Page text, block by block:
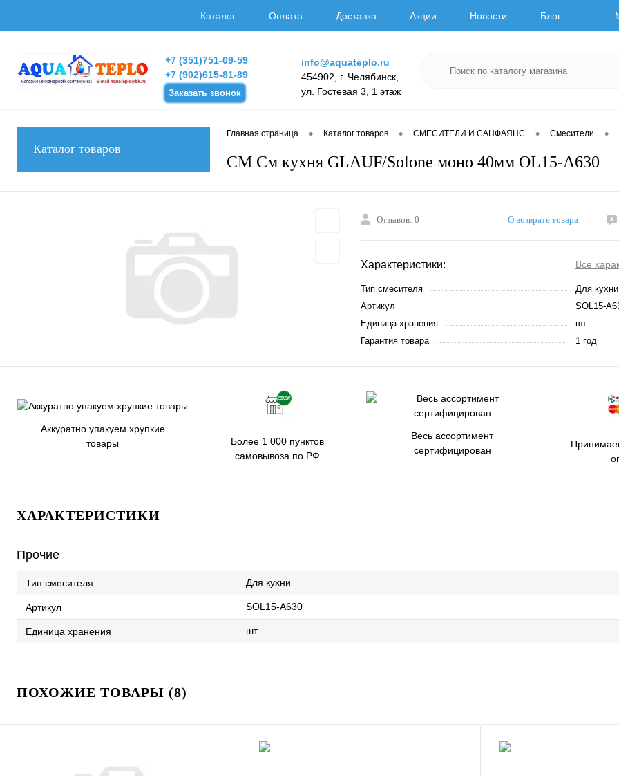
Каталог Оплата Доставка Акции Новости Блог
+7 (351)751-09-59
+7 (902)615-81-89
Заказать звонок
info@aquateplo.ru
454902, г. Челябинск,
ул. Гостевая 3, 1 этаж
Каталог товаров
Главная страница • Каталог товаров • СМЕСИТЕЛИ И САНФАЯНС • Смесители •
СМ См кухня GLAUF/Solone моно 40мм OL15-A630
Отзывов: 0 О возврате товара
Характеристики: Все
Тип смесителя
Для кухни
Артикул
SOL15-
Единица хранения
шт
Гарантия товара
1 год
Аккуратно упакуем хрупкие
товары
Более 1 000 пунктов
самовывоза по РФ
Весь ассортимент
сертифицирован
ХАРАКТЕРИСТИКИ
Прочие
Тип смесителя Для кухни
Артикул SOL15-A630
Единица хранения шт
ПОХОЖИЕ ТОВАРЫ (8)